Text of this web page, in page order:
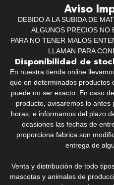
Aviso
DEBIDO A LA SUBIDA DE
ALGUNOS PRECIOS NO
PARA NO TENER MALOS
LLAMAN PARA
Disponibilidad de
En nuestra tienda online
que en determinados productos
puede no ser exacto. En caso
producto, avisaremos lo antes
horas, e informamos del plazo
ocasiones las fechas de
proporciona fabrica son
entrega de
Venta y distribución de todo
mascotas y animales de